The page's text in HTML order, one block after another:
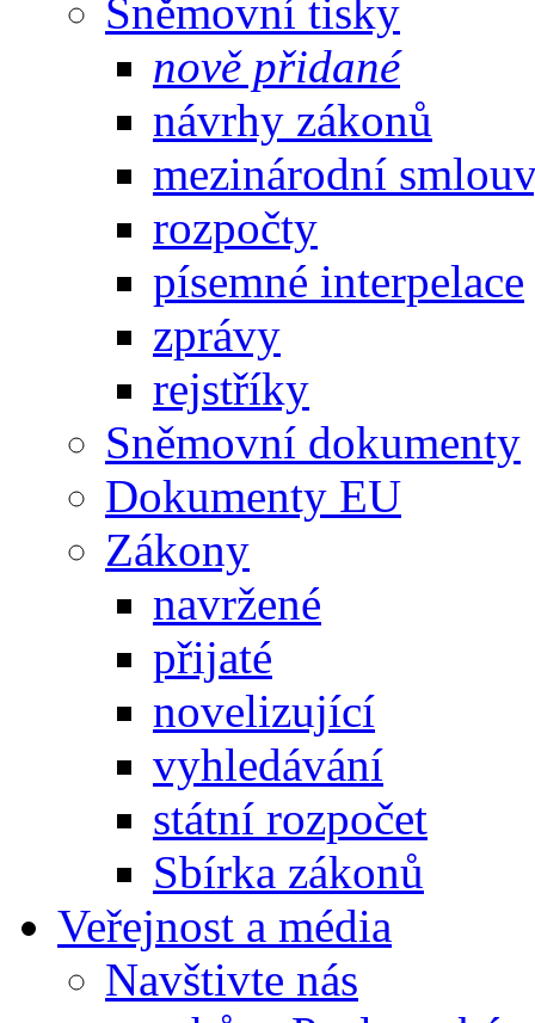
Sněmovní tisky
nově přidané
návrhy zákonů
mezinárodní
rozpočty
písemné interpelace
zprávy
rejstříky
Sněmovní dokumenty
Dokumenty EU
Zákony
navržené
přijaté
novelizující
vyhledávání
státní rozpočet
Sbírka zákonů
Veřejnost a média
Navštivte nás